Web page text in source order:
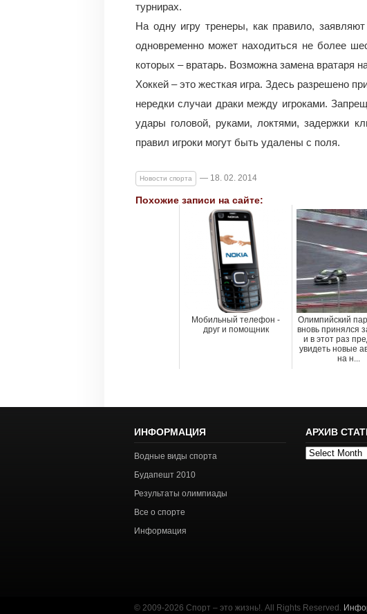
турнирах.
На одну игру тренеры, как правило,
одновременно может находиться не более
которых – вратарь. Возможна замена вратаря
Хоккей – это жесткая игра. Здесь разрешено
нередки случаи драки между игроками.
удары головой, руками, локтями, задержки
правил игроки могут быть удалены с поля.
Новости спорта — 18. 02. 2014
Похожие записи на сайте:
Мобильный телефон -
друг и помощник
Олимпийский
вновь принялся
и в этот раз
увидеть новые
на н...
ИНФОРМАЦИЯ
Водные виды спорта
Будапешт 2010
Результаты олимпиады
Все о спорте
Информация
АРХИВ
Архив
© 2009-2026 Спорт – это жизнь!. All Rights Reserved.